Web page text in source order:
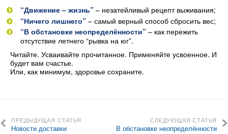
“Движение – жизнь” – незатейливый рецепт выживания;
“Ничего лишнего” – самый верный способ сбросить вес;
“В обстановке неопределённости” – как пережить
отсутствие летнего “рывка на юг”.
Читайте. Усваивайте прочитанное. Применяйте усвоенное. И
будет вам счастье.
Или, как минимум, здоровье сохраните.
ПРЕДЫДУЩАЯ СТАТЬЯ
Новости доставки
СЛЕДУЮЩАЯ СТАТЬЯ
В обстановке неопределённости